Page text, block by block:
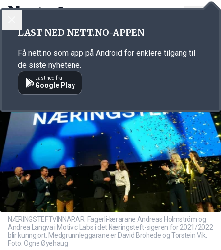
Annonsørinnhold
NÆRINGSTEFTVINNARAR: Fagerli-lærarane Andreas Holmström og
Andrea Langva i Motivic Labs i det Næringsteft-sigeren for 2021/2022
blir kunngjort. Medgrunnleggarane er David Brohede og Torstein Vik.
Foto: Ogne Øyehaug
LAST NED NETT.NO-APPEN
Få nett.no som app på Android for enklere tilgang til
de siste nyhetene.
Last ned fra
Google Play